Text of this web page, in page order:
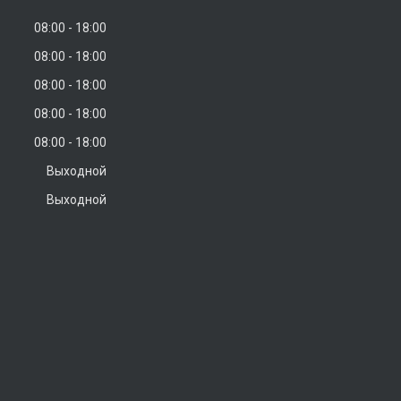
08:00
18:00
08:00
18:00
08:00
18:00
08:00
18:00
08:00
18:00
Выходной
Выходной